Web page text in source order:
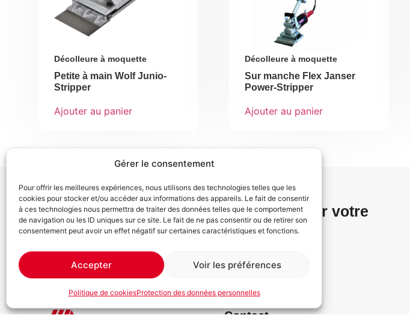
Gérer le consentement
Pour offrir les meilleures expériences, nous utilisons des technologies telles que les
cookies pour stocker et/ou accéder aux informations des appareils. Le fait de consentir
à ces technologies nous permettra de traiter des données telles que le comportement
de navigation ou les ID uniques sur ce site. Le fait de ne pas consentir ou de retirer son
consentement peut avoir un effet négatif sur certaines caractéristiques et fonctions.
Accepter Voir les préférences
Politique de cookiesProtection des données personnelles
Décolleure à moquette
Petite à main Wolf Junio-
Stripper
Ajouter au panier
Décolleure à moquette
Sur manche Flex Janser
Power-Stripper
Ajouter au panier
Vous recherchezd'autres matériels pour votre
projet ?
Contact